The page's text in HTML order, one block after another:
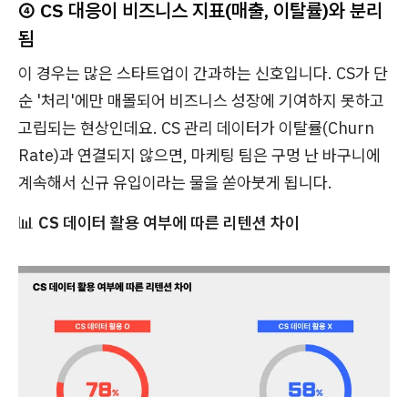
④ CS 대응이 비즈니스 지표(매출, 이탈률)와 분리
됨
이 경우는 많은 스타트업이 간과하는 신호입니다. CS가 단
순 '처리'에만 매몰되어 비즈니스 성장에 기여하지 못하고
고립되는 현상인데요. CS 관리 데이터가 이탈률(Churn
Rate)과 연결되지 않으면, 마케팅 팀은 구멍 난 바구니에
계속해서 신규 유입이라는 물을 쏟아붓게 됩니다.
📊 CS 데이터 활용 여부에 따른 리텐션 차이